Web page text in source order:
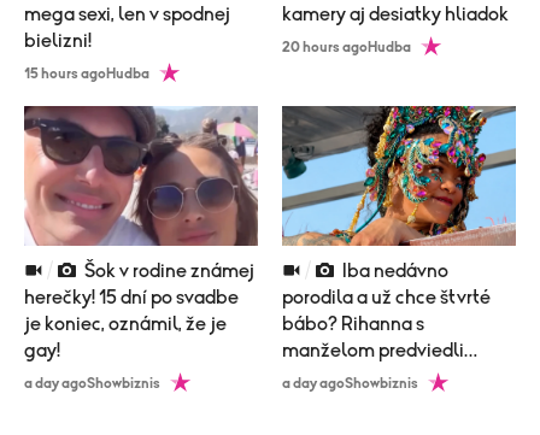
mega sexi, len v spodnej
bielizni!
15 hours agoHudba
kamery aj desiatky hliadok
20 hours agoHudba
herečky! 15 dní po svadbe
je koniec, oznámil, že je
gay!
a day agoShowbiznis
porodila a už chce štvrté
bábo? Rihanna s
manželom predviedli
poriadne nemravný tanec!
a day agoShowbiznis